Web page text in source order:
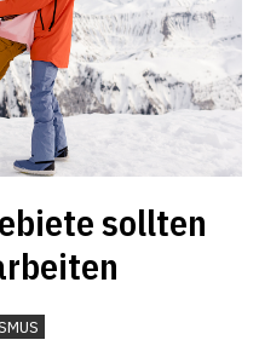
sollten